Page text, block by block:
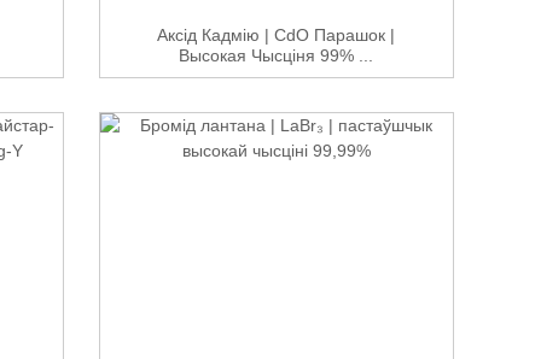
Аксід Кадмію | CdO Парашок |
Высокая Чысціня 99% ...